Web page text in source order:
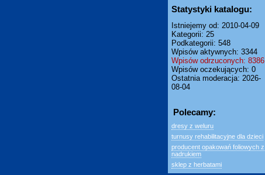
Statystyki katalogu:
Istniejemy od: 2010-04-09
Kategorii: 25
Podkategorii: 548
Wpisów aktywnych: 3344
Wpisów odrzuconych: 8386
Wpisów oczekujących: 0
Ostatnia moderacja: 2026-
08-04
Polecamy:
dresy z weluru
turnusy rehabilitacyjne dla dzieci
producent opakowań foliowych z
nadrukiem
sklep z herbatami